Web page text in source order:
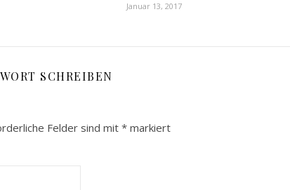
Januar 13, 2017
SCHREIBEN
Felder sind mit* markiert